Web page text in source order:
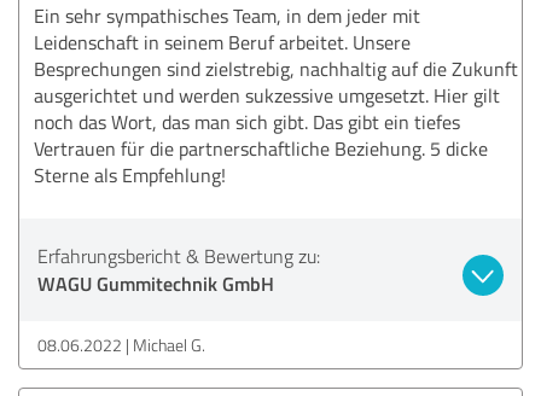
Ein sehr sympathisches Team, in dem jeder mit
Leidenschaft in seinem Beruf arbeitet. Unsere
Besprechungen sind zielstrebig, nachhaltig auf die Zukunft
ausgerichtet und werden sukzessive umgesetzt. Hier gilt
noch das Wort, das man sich gibt. Das gibt ein tiefes
Vertrauen für die partnerschaftliche Beziehung. 5 dicke
Sterne als Empfehlung!
Erfahrungsbericht & Bewertung zu:
WAGU Gummitechnik GmbH
08.06.2022 Michael G.